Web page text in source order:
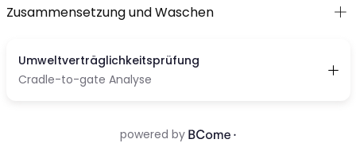
Zusammensetzung und Waschen